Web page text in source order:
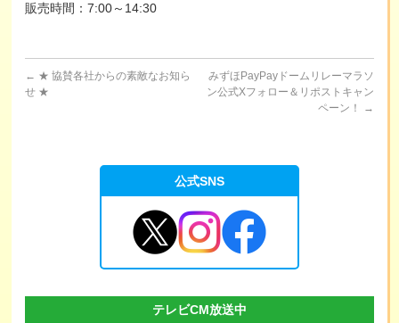
販売時間：7:00～14:30
← ★ 協賛各社からの素敵なお知ら
せ ★
みずほPayPayドームリレーマラソ
ン公式Xフォロー＆リポストキャン
ペーン！
→
公式SNS
テレビCM放送中